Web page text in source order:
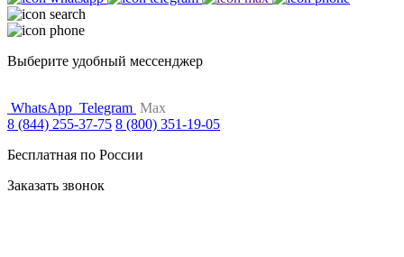
Выберите удобный мессенджер
WhatsApp Telegram Max
8 (844) 255-37-75 8 (800) 351-19-05
Бесплатная по России
Заказать звонок